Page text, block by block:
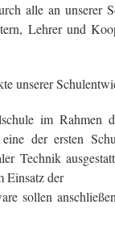
alle an unserer
Lehrer und
unserer
im Rahmen
der ersten
Technik
Einsatz der
sollen